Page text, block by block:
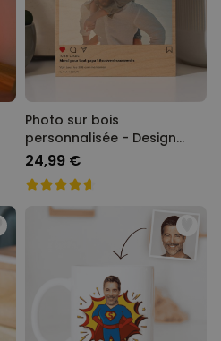
Photo sur bois
personnalisée - Design
Instagram
24,99 €